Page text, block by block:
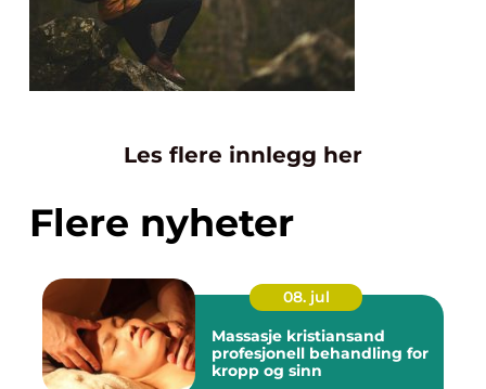
Les flere innlegg her
Flere nyheter
08. jul
Massasje kristiansand
profesjonell behandling for
kropp og sinn